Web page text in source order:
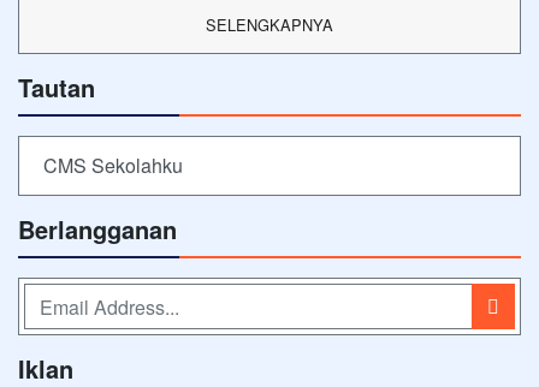
SELENGKAPNYA
Tautan
CMS Sekolahku
Berlangganan
Iklan